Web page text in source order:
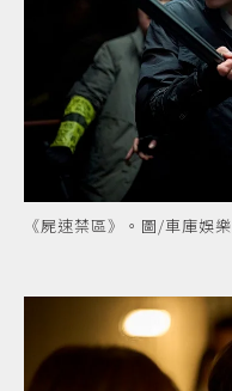
《屍速禁區》。圖/車庫娛樂